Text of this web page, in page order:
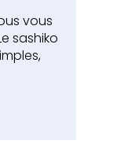
vous
sashiko